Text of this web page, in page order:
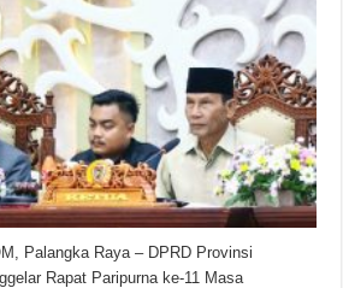
Palangka Raya – DPRD Provinsi
Rapat Paripurna ke-11 Masa